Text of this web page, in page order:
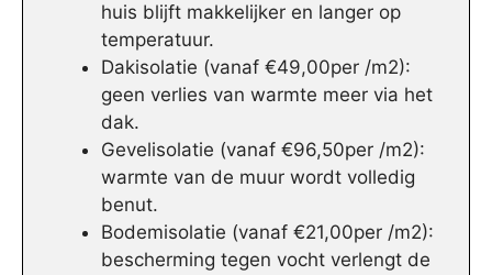
huis blijft makkelijker en langer op
temperatuur.
Dakisolatie (vanaf €49,00per /m2):
geen verlies van warmte meer via het
dak.
Gevelisolatie (vanaf €96,50per /m2):
warmte van de muur wordt volledig
benut.
Bodemisolatie (vanaf €21,00per /m2):
bescherming tegen vocht verlengt de